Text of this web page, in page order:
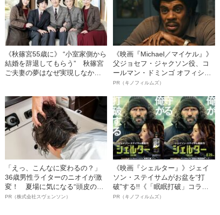
《秋篠宮55歳に》 “小室家側から
結婚を辞退してもらう” 秋篠宮
ご夫妻の夢はなぜ実現しなかっ
《映画『Michael／マイケル』》
父ジョセフ・ジャクソン役、コ
ールマン・ドミンゴ オフィシャ
ルインタビュー“観客を魅了した
語る”《日本興収70億円突破》
PR（キノフィルムズ）
「えっ、こんなに変わるの？」
36歳男性ライターのニオイが激
変！ 夏場に気になる“頭皮のニ
オイ”や“ベタつき”を解消す
PR（株式会社スヴェンソン）
《映画『シェルター』》ジェイ
ソン・ステイサムがお盆を“打
破”する!!《「眠眠打破」コラ
ボ》
PR（キノフィルムズ）